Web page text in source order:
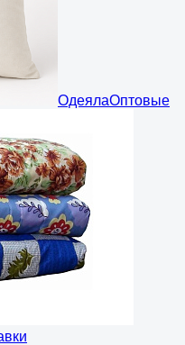
ОдеялаОптовые